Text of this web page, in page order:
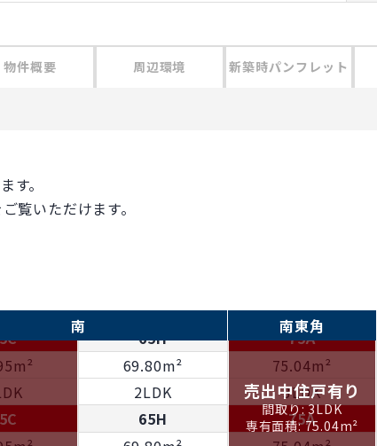
物件概要 周辺環境 新築時パンフレット
す。
覧いただけます。
南 南東角
69.80m²
2LDK
75.04m²
3LDK
2LDK
3LDK
65H
69.80m²
2LDK
75A
75.04m²
3LDK
65H
75A
売出中住戸有り
間取り: 3LDK
専有面積: 75.04m²